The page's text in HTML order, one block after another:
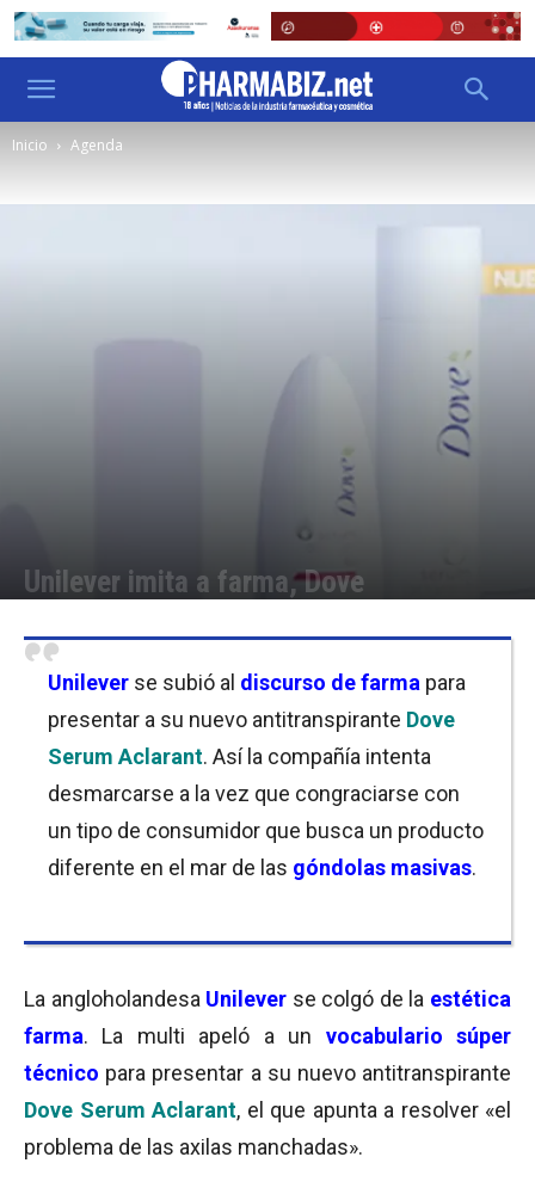
Inicio Agenda
Unilever imita a farma, Dove
Unilever se subió al discurso defarma para
presentar a su nuevo antitranspirante Dove
Serum Aclarant. Así la compañía intenta
desmarcarse a la vez que congraciarse con
un tipo de consumidor que busca un producto
diferente en el mar de las góndolas masivas.
La angloholandesa Unilever se colgó de la estética
farma. La multi apeló a un vocabulario súper
técnico para presentar a su nuevo antitranspirante
Dove Serum Aclarant, el que apunta a resolver «el
problema de las axilas manchadas».